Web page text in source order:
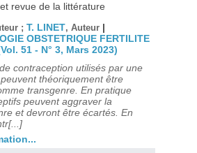
revue de la littérature
; T. LINET, Auteur |
OBSTETRIQUE FERTILITE
51 - N° 3, Mars 2023)
contraception utilisés par une
théoriquement être
transgenre. En pratique
peuvent aggraver la
et devront être écartés. En